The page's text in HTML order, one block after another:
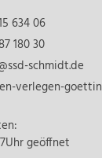
634 06
180 30
schmidt.de
verlegen-
geöffnet